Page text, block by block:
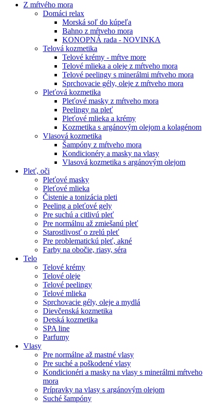
Z mŕtvého mora
Domáci relax
Morská soľ do kúpeľa
Bahno z mŕtveho mora
KONOPNÁ rada - NOVINKA
Telová kozmetika
Telové krémy - mŕtve more
Telové mlieka a oleje z mŕtveho mora
Telové peelingy s minerálmi mŕtveho mora
Sprchovacie gély, oleje z mŕtveho mora
Pleťová kozmetika
Pleťové masky z mŕtveho mora
Peelingy na pleť
Pleťové mlieka a krémy
Kozmetika s argánovým olejom a kolagénom
Vlasová kozmetika
Šampóny z mŕtveho mora
Kondicionéry a masky na vlasy
Vlasová kozmetika s argánovým olejom
Pleť, oči
Pleťové masky
Pleťové mlieka
Čistenie a tonizácia pleti
Peeling a pleťové gely
Pre suchú a citlivú pleť
Pre normálnu až zmiešanú pleť
Starostlivosť o zrelú pleť
Pre problematickú pleť, akné
Farby na obočie, riasy, séra
Telo
Telové krémy
Telové oleje
Telové peelingy
Telové mlieka
Sprchovacie gély, oleje a mydlá
Dievčenská kozmetika
Detská kozmetika
SPA line
Parfumy
Vlasy
Pre normálne až mastné vlasy
Pre suché a poškodené vlasy
Kondicionéri a masky na vlasy s minerálmi mŕtveho
mora
Prípravky na vlasy s argánovým olejom
Suché šampóny